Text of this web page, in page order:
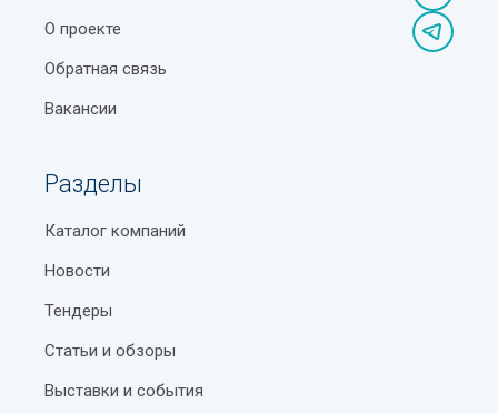
О проекте
Обратная связь
Вакансии
Разделы
Каталог компаний
Новости
Тендеры
Статьи и обзоры
Выставки и события